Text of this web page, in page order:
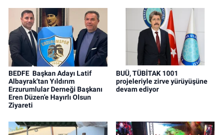
BEDFE Başkan Adayı Latif
Albayrak’tan Yıldırım
Erzurumlular Derneği Başkanı
Eren Düzen’e Hayırlı Olsun
Ziyareti
BUÜ, TÜBİTAK 1001
projeleriyle zirve yürüyüşüne
devam ediyor